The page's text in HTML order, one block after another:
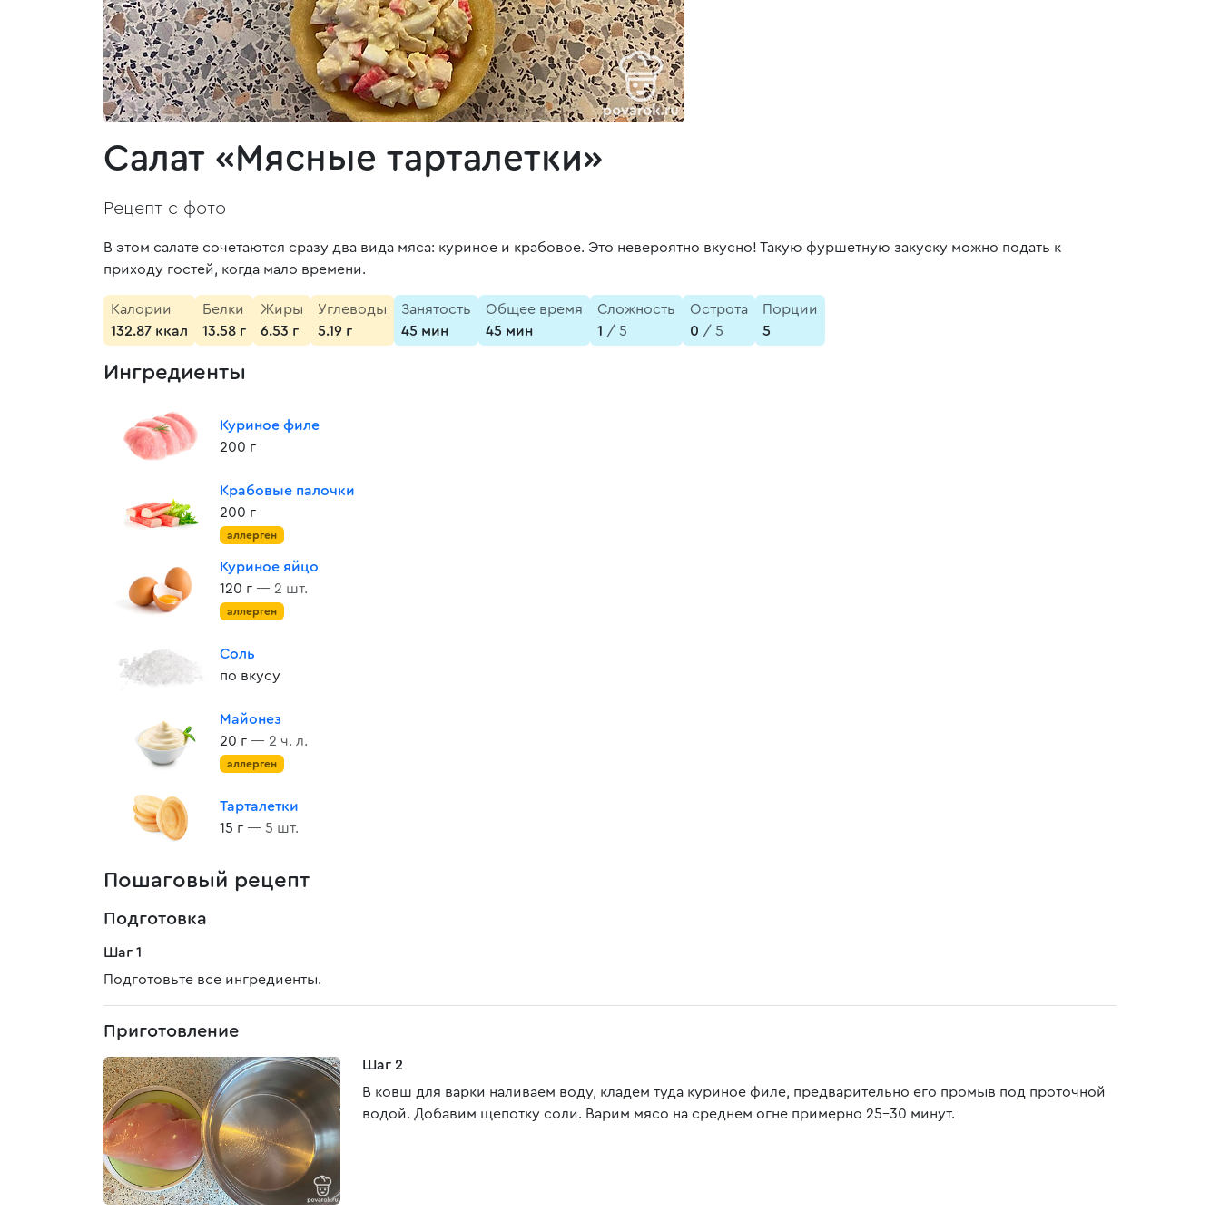
Салат «Мясные тарталетки»
Рецепт с фото
В этом салате сочетаются сразу два вида мяса: куриное и крабовое. Это невероятно вкусно! Такую фуршетную закуску можно подать к
приходу гостей, когда мало времени.
Калории
132.87 ккал
Белки
13.58 г
Жиры
6.53 г
Углеводы
5.19 г
Занятость
45 мин
Общее время
45 мин
Сложность
1 / 5
Острота
0 / 5
Порции
5
Ингредиенты
Куриное филе
200 г
Крабовые палочки
200 г
аллерген
Куриное яйцо
120 г — 2 шт.
аллерген
Соль
по вкусу
Майонез
20 г — 2 ч. л.
аллерген
Тарталетки
15 г — 5 шт.
Пошаговый рецепт
Подготовка
Шаг 1
Подготовьте все ингредиенты.
Приготовление
Шаг 2
В ковш для варки наливаем воду, кладем туда куриное филе, предварительно его промыв под проточной
водой. Добавим щепотку соли. Варим мясо на среднем огне примерно 25-30 минут.